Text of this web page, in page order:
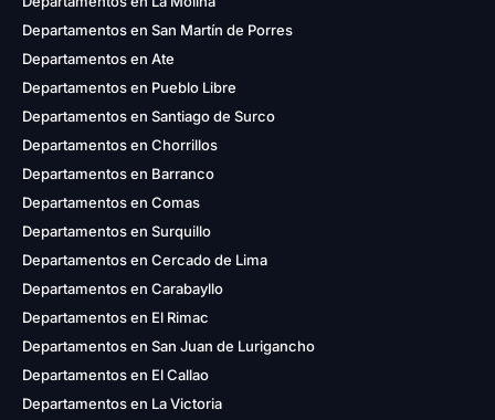
Departamentos en San Martín de Porres
Departamentos en Ate
Departamentos en Pueblo Libre
Departamentos en Santiago de Surco
Departamentos en Chorrillos
Departamentos en Barranco
Departamentos en Comas
Departamentos en Surquillo
Departamentos en Cercado de Lima
Departamentos en Carabayllo
Departamentos en El Rimac
Departamentos en San Juan de Lurigancho
Departamentos en El Callao
Departamentos en La Victoria